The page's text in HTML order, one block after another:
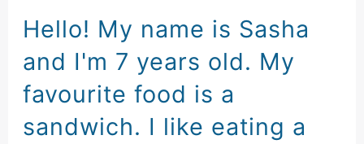
Hello! My name is Sasha
and I'm 7 years old. My
favourite food is a
sandwich. I like eating a